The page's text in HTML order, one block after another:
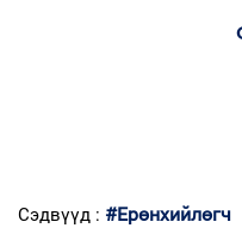
Сэдвүүд : #Ерөнхийлөгч